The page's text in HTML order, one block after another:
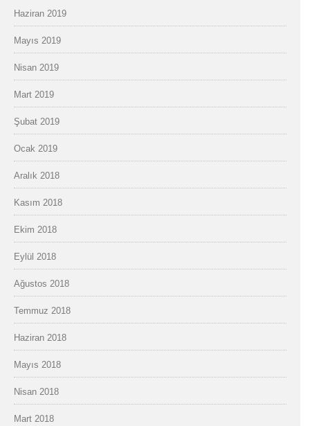
Haziran 2019
Mayıs 2019
Nisan 2019
Mart 2019
Şubat 2019
Ocak 2019
Aralık 2018
Kasım 2018
Ekim 2018
Eylül 2018
Ağustos 2018
Temmuz 2018
Haziran 2018
Mayıs 2018
Nisan 2018
Mart 2018